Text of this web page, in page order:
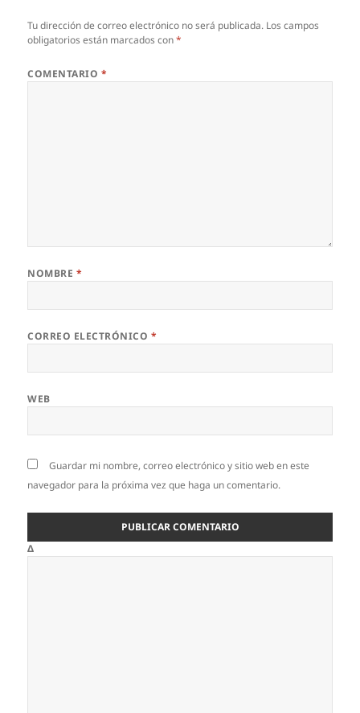
Tu dirección de correo electrónico no será publicada. Los campos
obligatorios están marcados con*
COMENTARIO *
NOMBRE *
CORREO ELECTRÓNICO *
WEB
Guardar mi nombre, correo electrónico y sitio web en este
navegador para la próxima vez que haga un comentario.
Δ